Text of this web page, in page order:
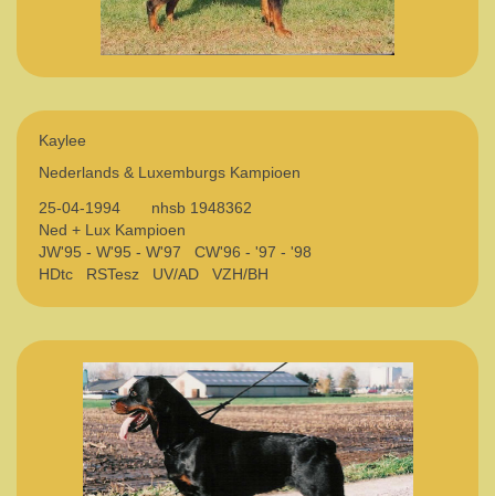
Kaylee
Nederlands & Luxemburgs Kampioen
25-04-1994 nhsb 1948362
Ned + Lux Kampioen
JW'95 - W'95 - W'97 CW'96 - '97 - '98
HDtc RSTesz UV/AD VZH/BH